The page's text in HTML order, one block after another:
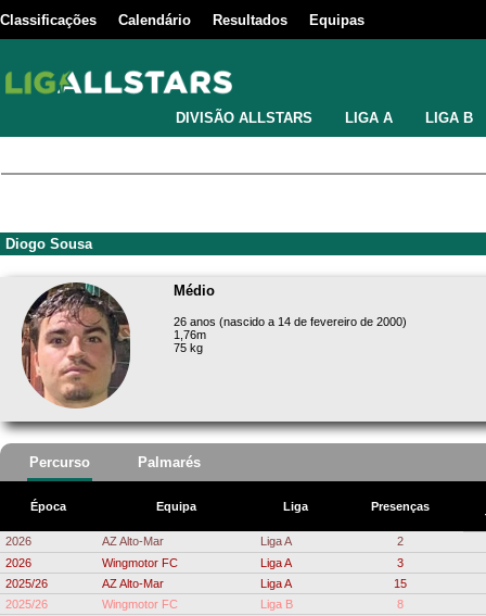
Classificações Calendário Resultados Equipas
DIVISÃO ALLSTARS LIGA A LIGA B
Diogo Sousa
Médio
26 anos (nascido a 14 de fevereiro de 2000)
1,76m
75 kg
Percurso Palmarés
Época Equipa Liga
Presenças
2026
AZ Alto-Mar Liga A
2
2026
Wingmotor FC Liga A
3
2025/26
AZ Alto-Mar Liga A
15
2025/26
Wingmotor FC Liga B
8